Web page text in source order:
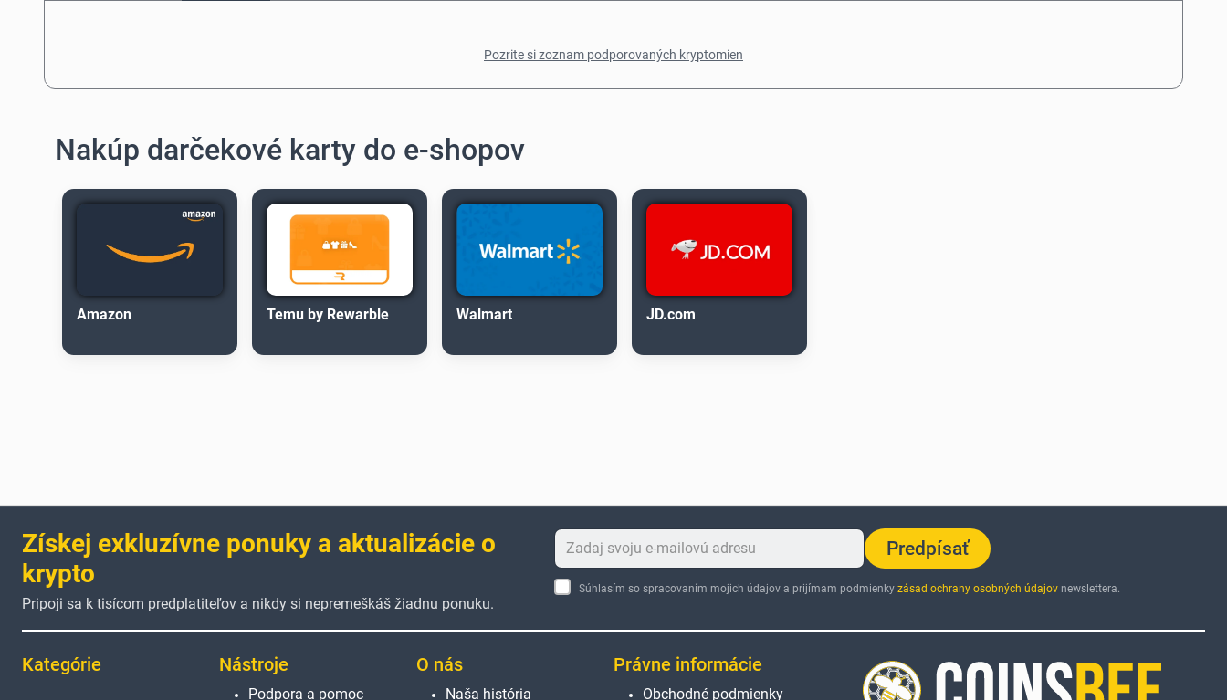
Pozrite si zoznam podporovaných kryptomien
Nakúp darčekové karty do e-shopov
Amazon Temu by Rewarble Walmart JD.com
Získej exkluzívne ponuky a aktualizácie o
krypto
Pripoji sa k tisícom predplatiteľov a nikdy si nepremeškáš žiadnu ponuku.
Predpísať
Súhlasím so spracovaním mojich údajov a prijímam podmienky zásad ochrany osobných údajovnewslettera.
Kategórie Nástroje
Podpora a pomoc
O nás
Naša história
Právne informácie
Obchodné podmienky